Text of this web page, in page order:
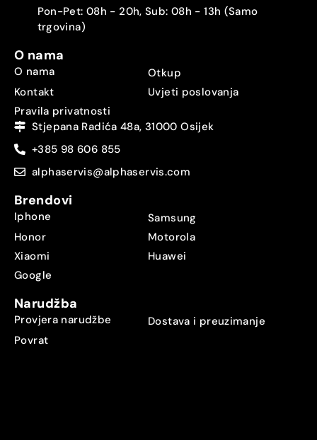
Pon-Pet: 08h - 20h, Sub: 08h - 13h (Samo
trgovina)
O nama
O nama
Otkup
Kontakt
Uvjeti poslovanja
Pravila privatnosti
Stjepana Radića 48a, 31000 Osijek
+385 98 606 855
alphaservis@alphaservis.com
Brendovi
Iphone
Samsung
Honor
Motorola
Xiaomi
Huawei
Google
Narudžba
Provjera narudžbe
Dostava i preuzimanje
Povrat